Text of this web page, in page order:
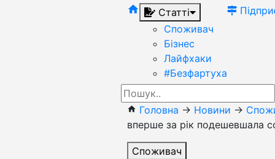
home
Статті
Споживач
Бізнес
Лайфхаки
#Безфартуха
home Головна → Новини →
вперше за рік подешевшала
Споживач